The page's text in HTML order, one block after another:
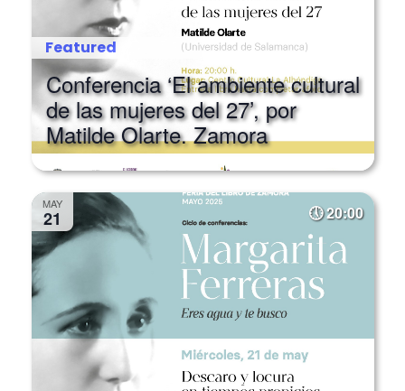
Featured
Conferencia ‘El ambiente cultural
de las mujeres del 27’, por
Matilde Olarte. Zamora
MAY
21 20:00
Featured